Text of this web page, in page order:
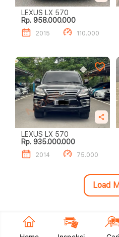
LEXUS LX 570
Rp. 958.000.000
2015 110.000
LEXUS LX 570
Rp. 935.000.000
2014 75.000
Load